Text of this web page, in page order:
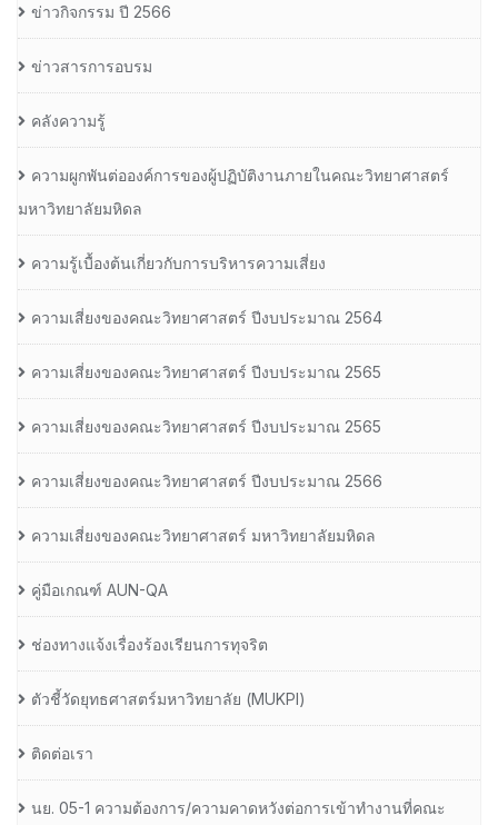
ข่าวกิจกรรม ปี 2566
ข่าวสารการอบรม
คลังความรู้
ความผูกพันต่อองค์การของผู้ปฏิบัติงานภายในคณะวิทยาศาสตร์
มหาวิทยาลัยมหิดล
ความรู้เบื้องต้นเกี่ยวกับการบริหารความเสี่ยง
ความเสี่ยงของคณะวิทยาศาสตร์ ปีงบประมาณ 2564
ความเสี่ยงของคณะวิทยาศาสตร์ ปีงบประมาณ 2565
ความเสี่ยงของคณะวิทยาศาสตร์ ปีงบประมาณ 2565
ความเสี่ยงของคณะวิทยาศาสตร์ ปีงบประมาณ 2566
ความเสี่ยงของคณะวิทยาศาสตร์ มหาวิทยาลัยมหิดล
คู่มือเกณฑ์ AUN-QA
ช่องทางแจ้งเรื่องร้องเรียนการทุจริต
ตัวชี้วัดยุทธศาสตร์มหาวิทยาลัย (MUKPI)
ติดต่อเรา
นย. 05-1 ความต้องการ/ความคาดหวังต่อการเข้าทำงานที่คณะ